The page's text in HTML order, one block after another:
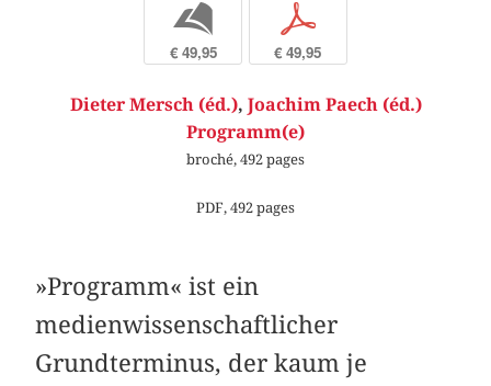
b
€ 49,95
p
€ 49,95
Dieter Mersch (éd.), Joachim Paech (éd.)
Programm(e)
broché, 492 pages
PDF, 492 pages
»Programm« ist ein
medienwissenschaftlicher
Grundterminus, der kaum je